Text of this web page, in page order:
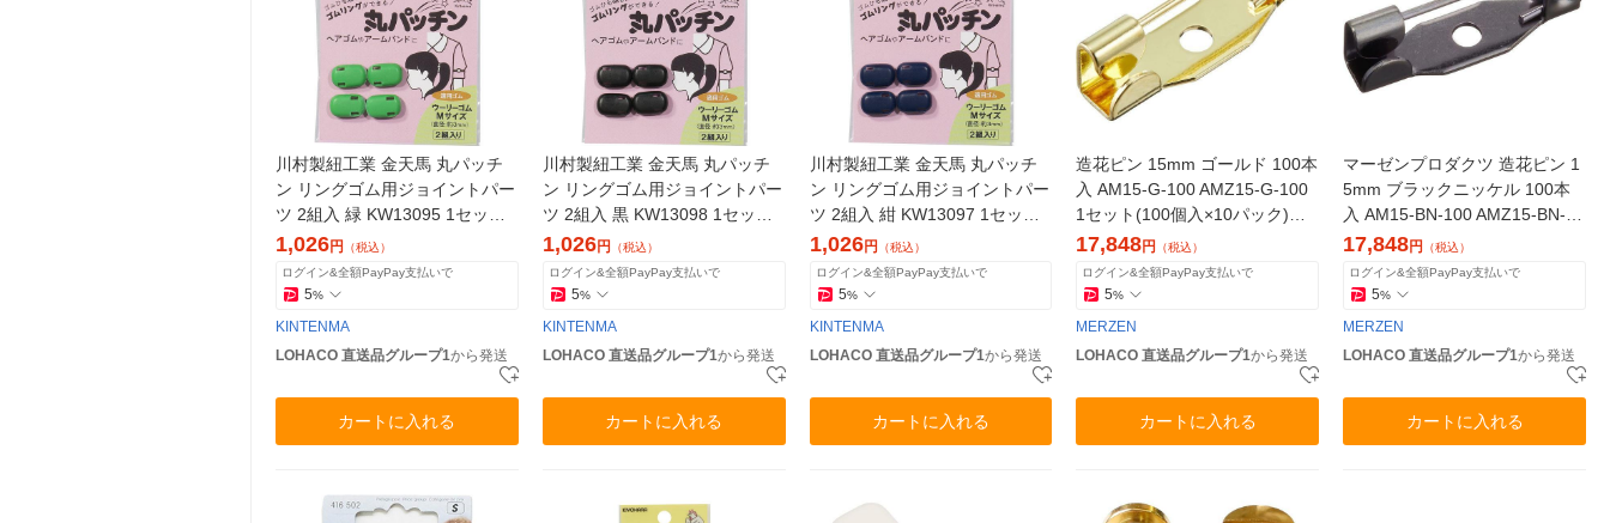
川村製紐工業 金天馬 丸パッチ
ン リングゴム用ジョイントパー
ツ 2組入 緑 KW13095 1セット
(5枚)（直送品）
1,026円
（税込）
ログイン&全額PayPay支払いで
5%
KINTENMA
LOHACO 直送品グループ1から発送
カートに入れる
川村製紐工業 金天馬 丸パッチ
ン リングゴム用ジョイントパー
ツ 2組入 黒 KW13098 1セット
(5枚)（直送品）
1,026円
（税込）
ログイン&全額PayPay支払いで
5%
KINTENMA
LOHACO 直送品グループ1から発送
カートに入れる
川村製紐工業 金天馬 丸パッチ
ン リングゴム用ジョイントパー
ツ 2組入 紺 KW13097 1セット
(5枚)（直送品）
1,026円
（税込）
ログイン&全額PayPay支払いで
5%
KINTENMA
LOHACO 直送品グループ1から発送
カートに入れる
造花ピン 15mm ゴールド 100本
入 AM15-G-100 AMZ15-G-100
1セット(100個入×10パック)
（直送品）
17,848円
（税込）
ログイン&全額PayPay支払いで
5%
MERZEN
LOHACO 直送品グループ1から発送
カートに入れる
マーゼンプロダクツ 造花ピン 1
5mm ブラックニッケル 100本
入 AM15-BN-100 AMZ15-BN-10
0（直送品）
17,848円
（税込）
ログイン&全額PayPay支払いで
5%
MERZEN
LOHACO 直送品グループ1から発送
カートに入れる